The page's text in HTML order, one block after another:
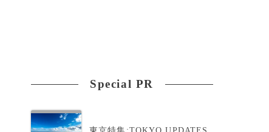
Special PR
東京特集:TOKYO UPDATES